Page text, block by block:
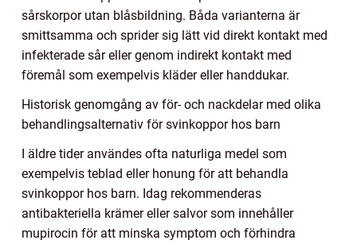
sårskorpor utan blåsbildning. Båda varianterna är
smittsamma och sprider sig lätt vid direkt kontakt med
infekterade sår eller genom indirekt kontakt med
föremål som exempelvis kläder eller handdukar.
Historisk genomgång av för- och nackdelar med olika
behandlingsalternativ för svinkoppor hos barn
I äldre tider användes ofta naturliga medel som
exempelvis teblad eller honung för att behandla
svinkoppor hos barn. Idag rekommenderas
antibakteriella krämer eller salvor som innehåller
mupirocin för att minska symptom och förhindra